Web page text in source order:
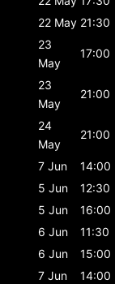
22 May 21:30
23
May
17:00
23
May
21:00
24
May
21:00
7 Jun
14:00
5 Jun
12:30
5 Jun
16:00
6 Jun
11:30
6 Jun
15:00
7 Jun
14:00